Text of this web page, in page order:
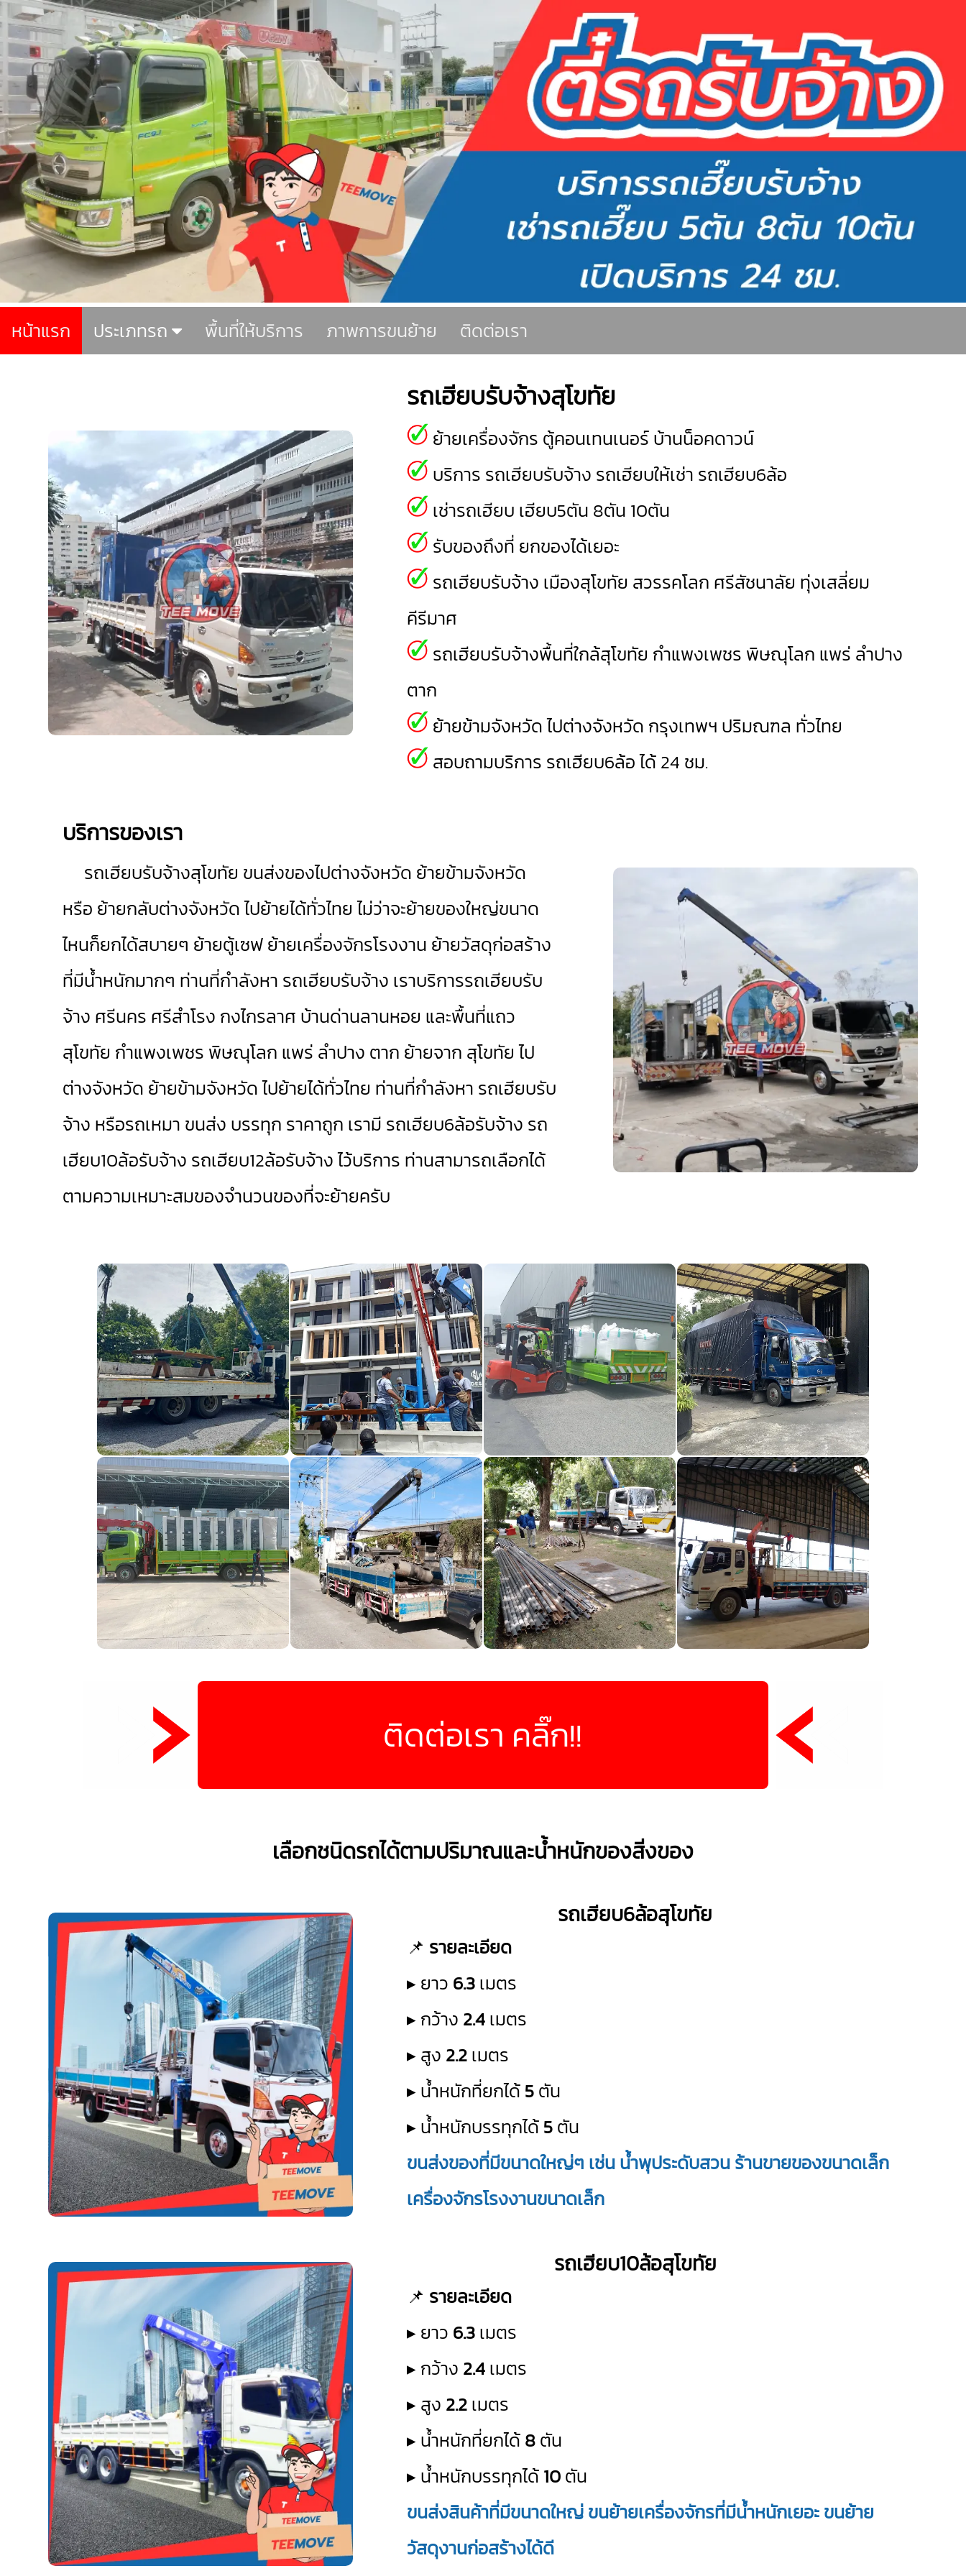
หน้าแรก ประเภทรถ พื้นที่ให้บริการ ภาพการขนย้าย ติดต่อเรา
รถเฮียบรับจ้างสุโขทัย
ย้ายเครื่องจักร ตู้คอนเทนเนอร์ บ้านน็อคดาวน์
บริการ รถเฮียบรับจ้าง รถเฮียบให้เช่า รถเฮียบ6ล้อ
เช่ารถเฮียบ เฮียบ5ตัน 8ตัน 10ตัน
รับของถึงที่ ยกของได้เยอะ
รถเฮียบรับจ้าง เมืองสุโขทัย สวรรคโลก ศรีสัชนาลัย ทุ่งเสลี่ยม
คีรีมาศ
รถเฮียบรับจ้างพื้นที่ใกล้สุโขทัย กำแพงเพชร พิษณุโลก แพร่ ลำปาง
ตาก
ย้ายข้ามจังหวัด ไปต่างจังหวัด กรุงเทพฯ ปริมณฑล ทั่วไทย
สอบถามบริการ รถเฮียบ6ล้อ ได้ 24 ชม.
บริการของเรา
รถเฮียบรับจ้างสุโขทัย ขนส่งของไปต่างจังหวัด ย้ายข้ามจังหวัด
หรือ ย้ายกลับต่างจังหวัด ไปย้ายได้ทั่วไทย ไม่ว่าจะย้ายของใหญ่ขนาด
ไหนก็ยกได้สบายๆ ย้ายตู้เซฟ ย้ายเครื่องจักรโรงงาน ย้ายวัสดุก่อสร้าง
ที่มีน้ำหนักมากๆ ท่านที่กำลังหา รถเฮียบรับจ้าง เราบริการรถเฮียบรับ
จ้าง ศรีนคร ศรีสำโรง กงไกรลาศ บ้านด่านลานหอย และพื้นที่แถว
สุโขทัย กำแพงเพชร พิษณุโลก แพร่ ลำปาง ตาก ย้ายจาก สุโขทัย ไป
ต่างจังหวัด ย้ายข้ามจังหวัด ไปย้ายได้ทั่วไทย ท่านที่กำลังหา รถเฮียบรับ
จ้าง หรือรถเหมา ขนส่ง บรรทุก ราคาถูก เรามี รถเฮียบ6ล้อรับจ้าง รถ
เฮียบ10ล้อรับจ้าง รถเฮียบ12ล้อรับจ้างไว้บริการ ท่านสามารถเลือกได้
ตามความเหมาะสมของจำนวนของที่จะย้ายครับ
ติดต่อเรา คลิ๊ก!!
เลือกชนิดรถได้ตามปริมาณและน้ำหนักของสิ่งของ
รถเฮียบ6ล้อสุโขทัย
📌 รายละเอียด
▸ ยาว 6.3เมตร
▸ กว้าง 2.4เมตร
▸ สูง 2.2เมตร
▸ น้ำหนักที่ยกได้5ตัน
▸ น้ำหนักบรรทุกได้5ตัน
ขนส่งของที่มีขนาดใหญ่ๆ เช่น น้ำพุประดับสวน ร้านขายของขนาดเล็ก
เครื่องจักรโรงงานขนาดเล็ก
รถเฮียบ10ล้อสุโขทัย
📌 รายละเอียด
▸ ยาว 6.3เมตร
▸ กว้าง 2.4เมตร
▸ สูง 2.2เมตร
▸ น้ำหนักที่ยกได้8ตัน
▸ น้ำหนักบรรทุกได้10ตัน
ขนส่งสินค้าที่มีขนาดใหญ่ ขนย้ายเครื่องจักรที่มีน้ำหนักเยอะ ขนย้าย
วัสดุงานก่อสร้างได้ดี